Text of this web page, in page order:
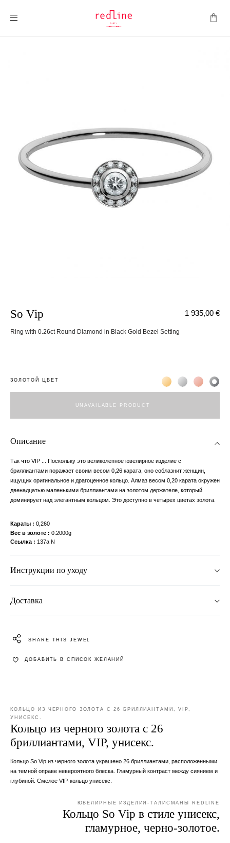
So Vip
Ring with 0.26ct Round Diamond in Black Gold Bezel Setting
1 935,00 €
ЗОЛОТОЙ ЦВЕТ Жёлтое золото 18К
Белое золото
Розовое
UNAVAILABLE PRODUCT
Описание
Так что VIP ... Поскольку это великолепное ювелирное изделие с
бриллиантами поражает своим весом 0,26 карата, оно соблазнит женщин,
ищущих оригинальное и драгоценное кольцо. Алмаз весом 0,20 карата окружен
двенадцатью маленькими бриллиантами на золотом держателе, который
доминирует над элегантным кольцом. Это доступно в четырех цветах золота.
Караты
0,260
Вес в золоте
0.2000g
Ссылка
137a N
Инструкции по уходу
Доставка
SHARE THIS JEWEL
ДОБАВИТЬ В СПИСОК ЖЕЛАНИЙ
КОЛЬЦО ИЗ ЧЕРНОГО ЗОЛОТА С 26 БРИЛЛИАНТАМИ, VIP,
УНИСЕКС.
Кольцо из черного золота с 26
бриллиантами, VIP, унисекс.
Кольцо So Vip из черного золота украшено 26 бриллиантами, расположенными
на темной оправе невероятного блеска. Гламурный контраст между сиянием и
глубиной. Смелое VIP-кольцо унисекс.
ЮВЕЛИРНЫЕ ИЗДЕЛИЯ-ТАЛИСМАНЫ REDLINE
Кольцо So Vip в стиле унисекс,
гламурное, черно-золотое.